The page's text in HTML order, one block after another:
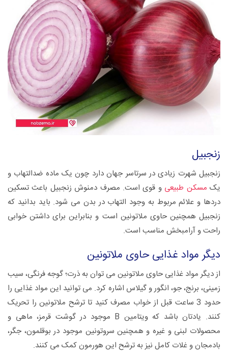
زنجبیل
زنجبیل شهرت زیادی در سرتاسر جهان دارد چون یک ماده ضدالتهاب و
یک مسکن طبیعی و قوی است. مصرف دمنوش زنجبیل باعث تسکین
دردها و علائم مربوط به وجود التهاب در بدن می شود. باید بدانید که
زنجبیل همچنین حاوی ملاتونین است و بنابراین برای داشتن خوابی
راحت و آرامبخش مناسب است.
دیگر مواد غذایی حاوی ملاتونین
از دیگر مواد غذایی حاوی ملاتونین می توان به ذرت؛ گوجه فرنگی، سیب
زمینی، برنج، جو، انگور و گیلاس اشاره کرد. می توانید این مواد غذایی را
حدود 3 ساعت قبل از خواب مصرف کنید تا ترشح ملاتونین را تحریک
کنند. یادتان باشد که ویتامین B موجود در گوشت قرمز، ماهی و
محصولات لبنی و غیره و همچنین سروتونین موجود در بوقلمون، جگر،
بادمجان و غلات کامل نیز به ترشح این هورمون کمک می کنند.